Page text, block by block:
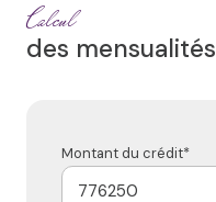
Calcul
des mensualités
Montant du crédit*